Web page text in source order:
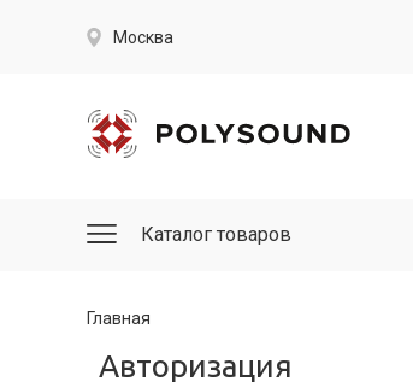
Москва
Каталог товаров
Главная
Авторизация